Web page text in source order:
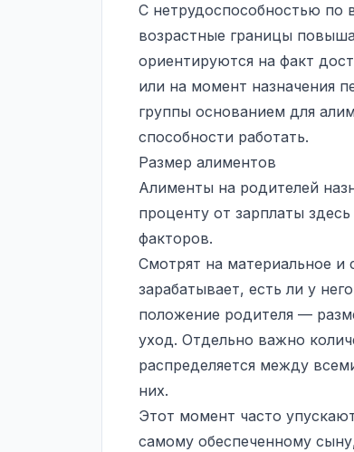
С нетрудоспособностью по
возрастные границы
ориентируются на факт
или на момент назначения
группы основанием для
способности работать.
Размер алиментов
Алименты на родителей
проценту от зарплаты
факторов.
Смотрят на материальное и
зарабатывает, есть ли у
положение родителя —
уход. Отдельно важно
распределяется между
них.
Этот момент часто
самому обеспеченному